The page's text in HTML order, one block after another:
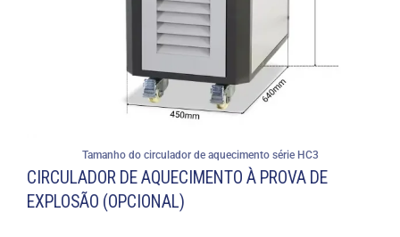
Tamanho do circulador de aquecimento série HC3
CIRCULADOR DE AQUECIMENTO À PROVA DE
EXPLOSÃO (OPCIONAL)